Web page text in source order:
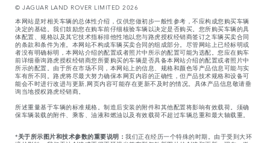
© JAGUAR LAND ROVER LIMITED 2026
本网站是对相关车辆的总体性介绍，仅供您做初步一般性参考，不应构成您购买车辆
决定的基础。我们鼓励您在购车前仔细核验车辆以决定是否购买。您所购买车辆的具
体配置、规格以及其它技术指标排他性地以您与路虎授权经销商签订之车辆买卖合同
的条款和条件为准。本网站不构成车辆买卖合同的组成部分。尽管网站上已经标明或
者没有明确标明，本网站介绍的配置或者照片中所示的配置可能为选配。您应在购车
前详细垂询路虎授权经销商您所要购买的车辆是否具备本网站介绍的配置或者照片中
所示的配置。由于所在市场不同，本网站上的信息、规格和颜色等产品信息可能与实
车有所不同。路虎将尽最大努力确保本网页内容的正确性，但产品技术规格和设备可
能会不时进行改进与更新,网页内容可能存在更新不及时的情况。具体产品信息敬请垂
询当地授权路虎经销商。
所述重量基于车辆的标准规格。制造后安装的附件和其他配置将影响有效载荷。须确
保车辆装载的附件、乘客、油液和燃油以及有效载荷不超过车辆总重和最大轴载重。
*关于所示图片和技术参数的重要说明： 我们正在经历一个特殊的时期。由于受到大环